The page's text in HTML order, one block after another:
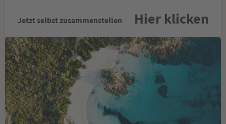
Jetzt selbst zusammenstellen Hier klicken